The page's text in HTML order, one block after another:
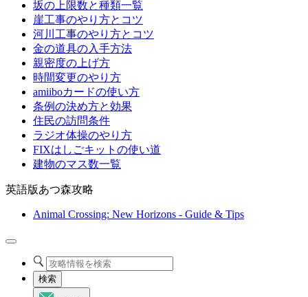
坂の上限数と種類一覧
崖工事のやり方とコツ
河川工事のやり方とコツ
金の道具の入手方法
親密度の上げ方
時間変更のやり方
amiiboカードの使い方
条例の決め方と効果
住民の訪問条件
ラジオ体操のやり方
FIXはしごキットの使い道
建物のマス数一覧
英語版あつ森攻略
Animal Crossing: New Horizons - Guide & Tips
検索